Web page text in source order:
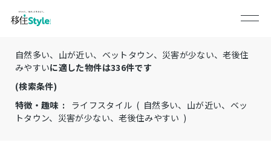
自然多い、山が近い、ベットタウン、災害が少ない、老後住
みやすいに適した物件は336件です
(検索条件)
特徴・趣味 : ライフスタイル ( 自然多い、山が近い、ベッ
トタウン、災害が少ない、老後住みやすい )